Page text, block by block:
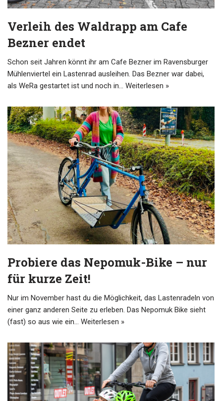
Verleih des Waldrapp am Cafe
Bezner endet
Schon seit Jahren könnt ihr am Cafe Bezner im Ravensburger
Mühlenviertel ein Lastenrad ausleihen. Das Bezner war dabei,
als WeRa gestartet ist und noch in… Weiterlesen »
Probiere das Nepomuk-Bike – nur
für kurze Zeit!
user
Nur im November hast du die Möglichkeit, das Lastenradeln von
einer ganz anderen Seite zu erleben. Das Nepomuk Bike sieht
(fast) so aus wie ein… Weiterlesen »
user